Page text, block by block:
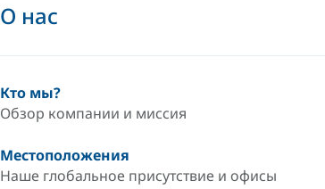
О нас
Кто мы?
Обзор компании и миссия
Местоположения
Наше глобальное присутствие и офисы